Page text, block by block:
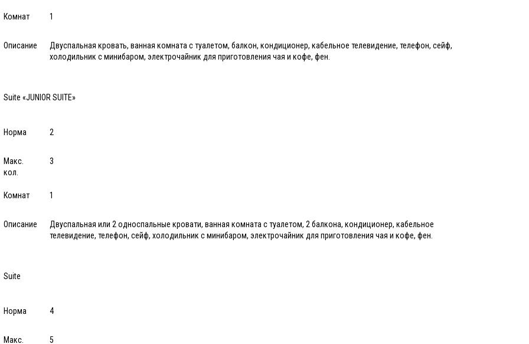
Комнат 1
Описание
Двуспальная кровать, ванная комната с туалетом, балкон, кондиционер, кабельное телевидение, телефон, сейф,
холодильник с минибаром, электрочайник для приготовления чая и кофе, фен.
Suite «JUNIOR SUITE»
Норма 2
Макс.
кол.
3
Комнат 1
Описание
Двуспальная или 2 односпальные кровати, ванная комната с туалетом, 2 балкона, кондиционер, кабельное
телевидение, телефон, сейф, холодильник с минибаром, электрочайник для приготовления чая и кофе, фен.
Suite
Норма 4
Макс. 5